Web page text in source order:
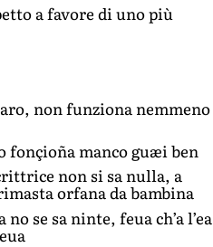
a favore di uno più
non funziona nemmeno
fonçioña manco guæi ben
non si sa nulla, a
orfana da bambina
se sa ninte, feua ch’a l’ea